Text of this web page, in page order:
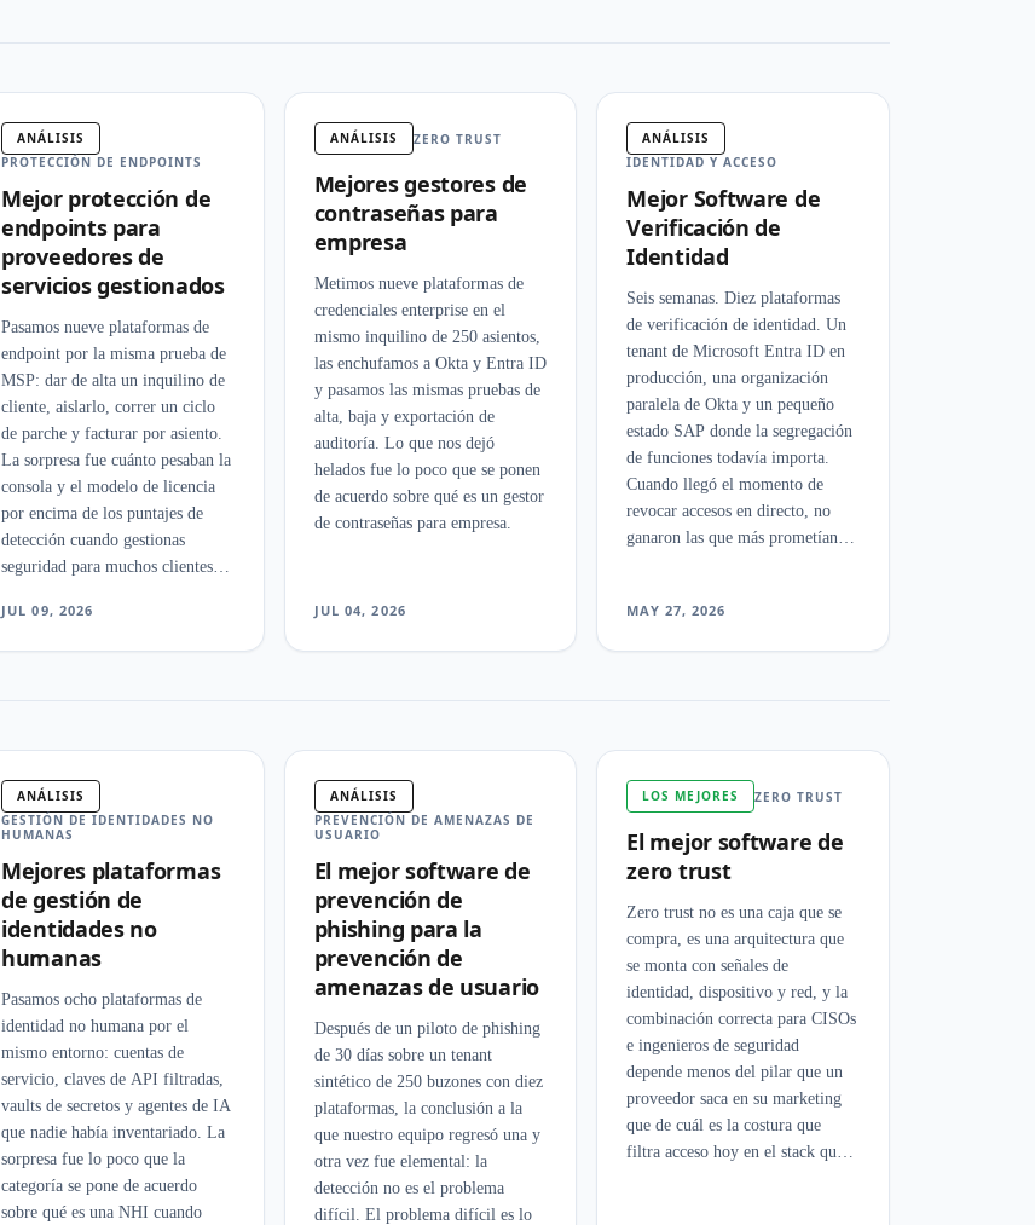
ANÁLISIS
PROTECCIÓN DE ENDPOINTS
Mejor protección de
endpoints para
proveedores de
servicios gestionados
Pasamos nueve plataformas de
endpoint por la misma prueba de
MSP: dar de alta un inquilino de
cliente, aislarlo, correr un ciclo
de parche y facturar por asiento.
La sorpresa fue cuánto pesaban la
consola y el modelo de licencia
por encima de los puntajes de
detección cuando gestionas
seguridad para muchos clientes a
JUL 09, 2026
ANÁLISIS ZERO TRUST
Mejores gestores de
contraseñas para
empresa
Metimos nueve plataformas de
credenciales enterprise en el
mismo inquilino de 250 asientos,
las enchufamos a Okta y Entra ID
y pasamos las mismas pruebas de
alta, baja y exportación de
auditoría. Lo que nos dejó
helados fue lo poco que se ponen
de acuerdo sobre qué es un gestor
de contraseñas para empresa.
JUL 04, 2026
ANÁLISIS
IDENTIDAD Y ACCESO
Mejor Software de
Verificación de
Identidad
Seis semanas. Diez plataformas
de verificación de identidad. Un
tenant de Microsoft Entra ID en
producción, una organización
paralela de Okta y un pequeño
estado SAP donde la segregación
de funciones todavía importa.
Cuando llegó el momento de
revocar accesos en directo, no
ganaron las que más prometían en
MAY 27, 2026
ANÁLISIS
GESTIÓN DE IDENTIDADES NO
HUMANAS
Mejores plataformas
de gestión de
identidades no
humanas
Pasamos ocho plataformas de
identidad no humana por el
mismo entorno: cuentas de
servicio, claves de API filtradas,
vaults de secretos y agentes de IA
que nadie había inventariado. La
sorpresa fue lo poco que la
categoría se pone de acuerdo
sobre qué es una NHI cuando
ANÁLISIS
PREVENCIÓN DE AMENAZAS DE
USUARIO
El mejor software de
prevención de
phishing para la
prevención de
amenazas de usuario
Después de un piloto de phishing
de 30 días sobre un tenant
sintético de 250 buzones con diez
plataformas, la conclusión a la
que nuestro equipo regresó una y
otra vez fue elemental: la
detección no es el problema
difícil. El problema difícil es lo
LOS MEJORES ZERO TRUST
El mejor software de
zero trust
Zero trust no es una caja que se
compra, es una arquitectura que
se monta con señales de
identidad, dispositivo y red, y la
combinación correcta para CISOs
e ingenieros de seguridad
depende menos del pilar que un
proveedor saca en su marketing
que de cuál es la costura que
filtra acceso hoy en el stack que